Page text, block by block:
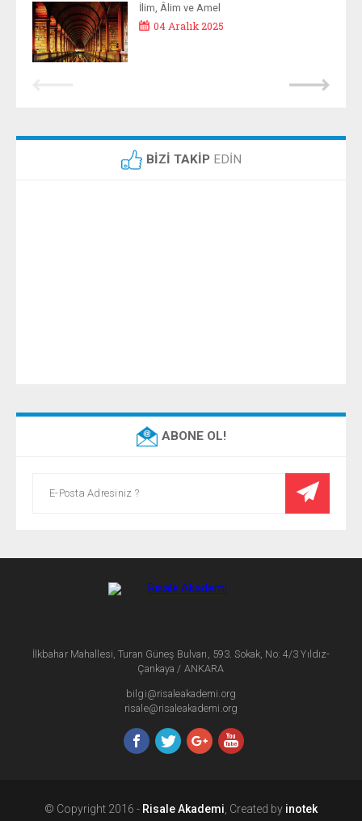
İlim, Âlim ve Amel
04 Aralık 2025
BİZİ TAKİP EDİN
ABONE OL!
İlkbahar Mahallesi, Turan Güneş Bulvarı, 593. Sokak, No: 4/3 Yıldız-
Çankaya / ANKARA
bilgi@risaleakademi.org
risale@risaleakademi.org
© Copyright 2016 - Risale Akademi , Created by inotek